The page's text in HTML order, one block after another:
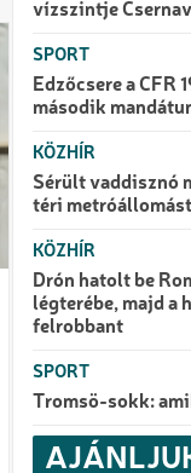
vízszintje
SPORT
Edzőcsere a CFR
második
KÖZHÍR
Sérült vaddisznó
téri
KÖZHÍR
Drón hatolt be
légterébe, majd a
felrobbant
SPORT
Tromsö-sokk: